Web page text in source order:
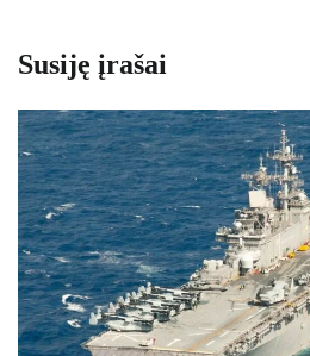
Susiję įrašai